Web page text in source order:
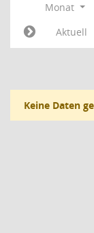
Monat
Aktuell
Keine Daten